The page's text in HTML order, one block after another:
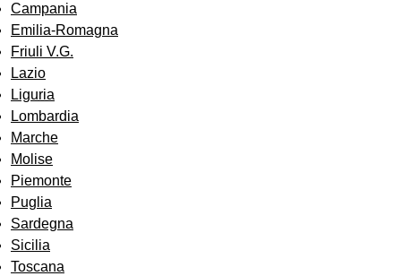
Campania
Emilia-Romagna
Friuli V.G.
Lazio
Liguria
Lombardia
Marche
Molise
Piemonte
Puglia
Sardegna
Sicilia
Toscana